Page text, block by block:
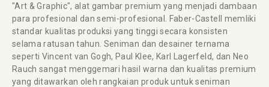
"Art & Graphic", alat gambar premium yang menjadi dambaan
para profesional dan semi-profesional. Faber-Castell memliki
standar kualitas produksi yang tinggi secara konsisten
selama ratusan tahun. Seniman dan desainer ternama
seperti Vincent van Gogh, Paul Klee, Karl Lagerfeld, dan Neo
Rauch sangat menggemari hasil warna dan kualitas premium
yang ditawarkan oleh rangkaian produk untuk seniman